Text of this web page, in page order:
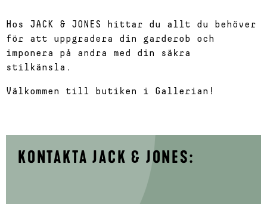
Hos JACK & JONES hittar du allt du behöver
för att uppgradera din garderob och
imponera på andra med din säkra
stilkänsla.
Välkommen till butiken i Gallerian!
KONTAKTA JACK & JONES: